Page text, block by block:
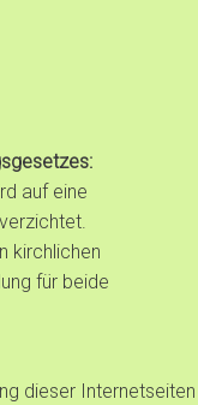
auf eine
kirchlichen
für beide
dieser Internetseiten